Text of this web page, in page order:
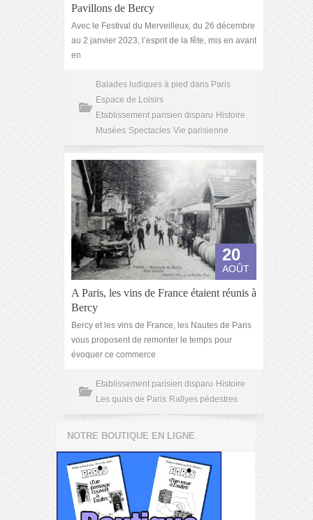
Pavillons de Bercy
Avec le Festival du Merveilleux, du 26 décembre
au 2 janvier 2023, l’esprit de la fête, mis en avant
en
Balades ludiques à pied dans Paris
Espace de Loisirs
Etablissement parisien disparu Histoire
Musées Spectacles Vie parisienne
20
AOÛT
A Paris, les vins de France étaient réunis à
Bercy
Bercy et les vins de France, les Nautes de Paris
vous proposent de remonter le temps pour
évoquer ce commerce
Etablissement parisien disparu Histoire
Les quais de Paris Rallyes pédestres
NOTRE BOUTIQUE EN LIGNE